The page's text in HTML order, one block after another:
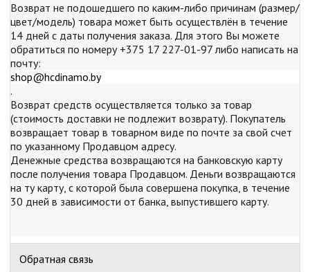
Возврат не подошедшего по каким-либо причинам (размер/
цвет/модель) товара может быть осуществлён в течение
14 дней с даты получения заказа. Для этого Вы можете
обратиться по номеру +375 17 227-01-97 либо написать на
почту:
shop@hcdinamo.by
.
Возврат средств осуществляется только за товар
(стоимость доставки не подлежит возврату). Покупатель
возвращает товар в товарном виде по почте за свой счет
по указанному Продавцом адресу.
Денежные средства возвращаются на банковскую карту
после получения товара Продавцом. Деньги возвращаются
на ту карту, с которой была совершена покупка, в течение
30 дней в зависимости от банка, выпустившего карту.
Обратная связь